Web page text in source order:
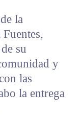
la
su
y
las
la entrega